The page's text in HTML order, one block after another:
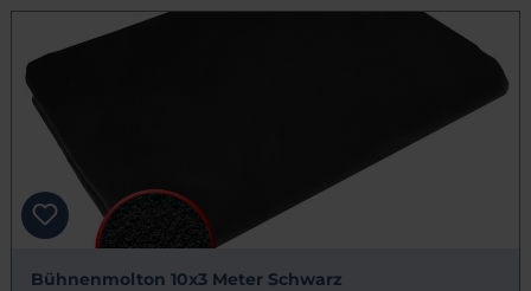
Bühnenmolton 10x3 Meter Schwarz